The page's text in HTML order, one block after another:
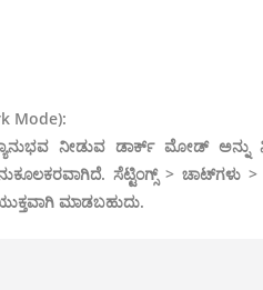
Mode):
ನೀಡುವ ಡಾರ್ಕ್ ಮೋಡ್ ಅನ್ನು
ಸೆಟ್ಟಿಂಗ್ಸ್ >
ಮಾಡಬಹುದು.